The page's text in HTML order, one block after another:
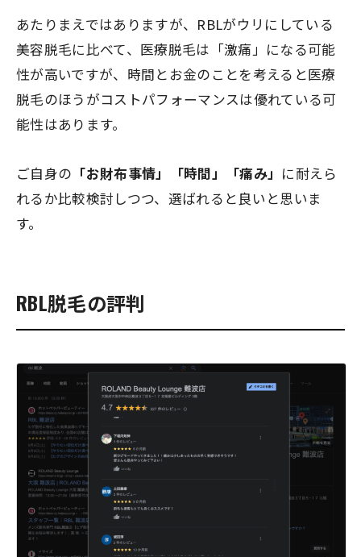
あたりまえではありますが、RBLがウリにしている
美容脱毛に比べて、医療脱毛は「激痛」になる可能
性が高いですが、時間とお金のことを考えると医療
脱毛のほうがコストパフォーマンスは優れている可
能性はあります。
ご自身の 「お財布事情」「時間」「痛み」 に耐えら
れるか比較検討しつつ、選ばれると良いと思いま
す。
RBL脱毛の評判